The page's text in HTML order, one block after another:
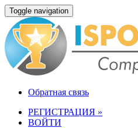
Toggle navigation
Обратная связь
РЕГИСТРАЦИЯ »
ВОЙТИ